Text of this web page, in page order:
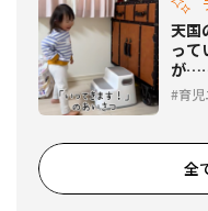
天国
って
が
育児
全